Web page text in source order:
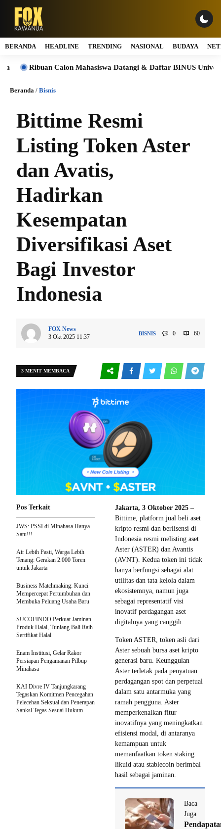
BERANDA HEADLINE TRENDING NASIONAL BUDAYA
Calon Mahasiswa Datangi & Daftar BINUS University,
Beranda / Bisnis
Bittime Resmi
Listing Token Aster
dan Avatis,
Hadirkan
Kesempatan
Diversifikasi Aset
Bagi Investor
Indonesia
FOX News
3 Okt 2025 11:37
BISNIS 0 60
3 MENIT MEMBACA
Jakarta, 3 Oktober 2025 –
Bittime, platform jual beli aset
kripto resmi dan berlisensi di
Indonesia resmi melisting aset
Aster (ASTER) dan Avantis
(AVNT). Kedua token ini tidak
hanya berfungsi sebagai alat
utilitas dan tata kelola dalam
ekosistemnya, namun juga
sebagai representatif visi
inovatif perdagangan aset
digitalnya yang canggih.
Token ASTER, token asli dari
Aster sebuah bursa aset kripto
generasi baru. Keunggulan
Aster terletak pada penyatuan
perdagangan spot dan perpetual
dalam satu antarmuka yang
ramah pengguna. Aster
memperkenalkan fitur
inovatifnya yang meningkatkan
efisiensi modal, di antaranya
kemampuan untuk
memanfaatkan token staking
likuid atau stablecoin berimbal
hasil sebagai jaminan.
Baca
Juga
Pos Terkait
JWS: PSSI di Minahasa Hanya
Satu!!!
Air Lebih Pasti, Warga Lebih
Tenang: Gerakan 2.000 Toren
untuk Jakarta
Business Matchmaking: Kunci
Mempercepat Pertumbuhan dan
Membuka Peluang Usaha Baru
SUCOFINDO Perkuat Jaminan
Produk Halal, Tuniang Bali Raih
Sertifikat Halal
Enam Institusi, Gelar Rakor
Persiapan Pengamanan Pilbup
Minahasa
KAI Divre IV Tanjungkarang
Tegaskan Komitmen Pencegahan
Pelecehan Seksual dan Penerapan
Sanksi Tegas Sesuai Hukum